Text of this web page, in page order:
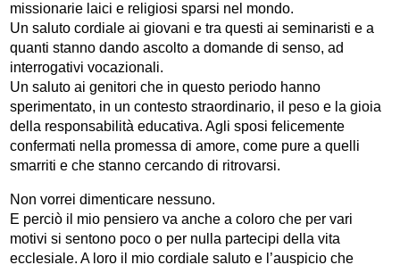
missionarie laici e religiosi sparsi nel mondo.
Un saluto cordiale ai giovani e tra questi ai seminaristi e a
quanti stanno dando ascolto a domande di senso, ad
interrogativi vocazionali.
Un saluto ai genitori che in questo periodo hanno
sperimentato, in un contesto straordinario, il peso e la gioia
della responsabilità educativa. Agli sposi felicemente
confermati nella promessa di amore, come pure a quelli
smarriti e che stanno cercando di ritrovarsi.
Non vorrei dimenticare nessuno.
E perciò il mio pensiero va anche a coloro che per vari
motivi si sentono poco o per nulla partecipi della vita
ecclesiale. A loro il mio cordiale saluto e l’auspicio che